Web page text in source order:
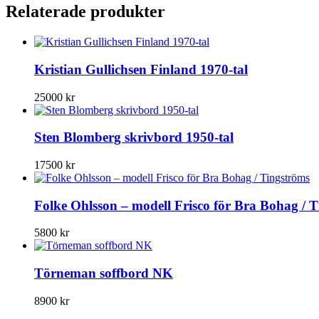
Relaterade produkter
Kristian Gullichsen Finland 1970-tal
25000 kr
Sten Blomberg skrivbord 1950-tal
17500 kr
Folke Ohlsson – modell Frisco för Bra Bohag /
5800 kr
Törneman soffbord NK
8900 kr